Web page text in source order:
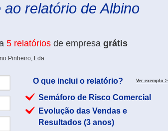
relatório de Albino
5 relatórios de empresa grátis
Pinheiro, Lda
O que inclui o relatório? Ver exemplo >
Semáforo de Risco Comercial
Evolução das Vendas e
Resultados (3 anos)